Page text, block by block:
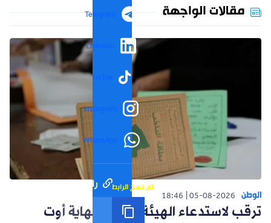
Telegram
LinkedIn
TikTok
Instagram
WhatsApp
رابط مختصر تم نسخ الرابط
مقالات الواجهة
الوطن 05-08-2026
18:46
ترقب لاستدعاء الهيئة الناخبة نهاية أوت